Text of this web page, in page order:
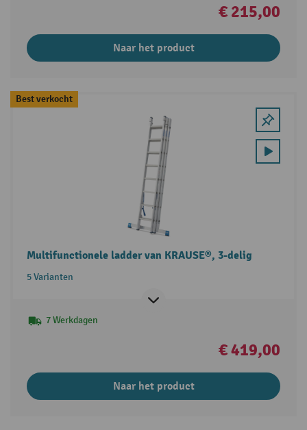
€ 215,00
Naar het product
Best verkocht
Multifunctionele ladder van KRAUSE®, 3-delig
5 Varianten
7 Werkdagen
€ 419,00
Naar het product